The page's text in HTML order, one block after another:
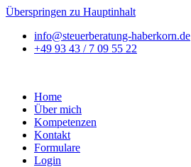
Überspringen zu Hauptinhalt
info@steuerberatung-haberkorn.de
+49 93 43 / 7 09 55 22
Home
Über mich
Kompetenzen
Kontakt
Formulare
Login